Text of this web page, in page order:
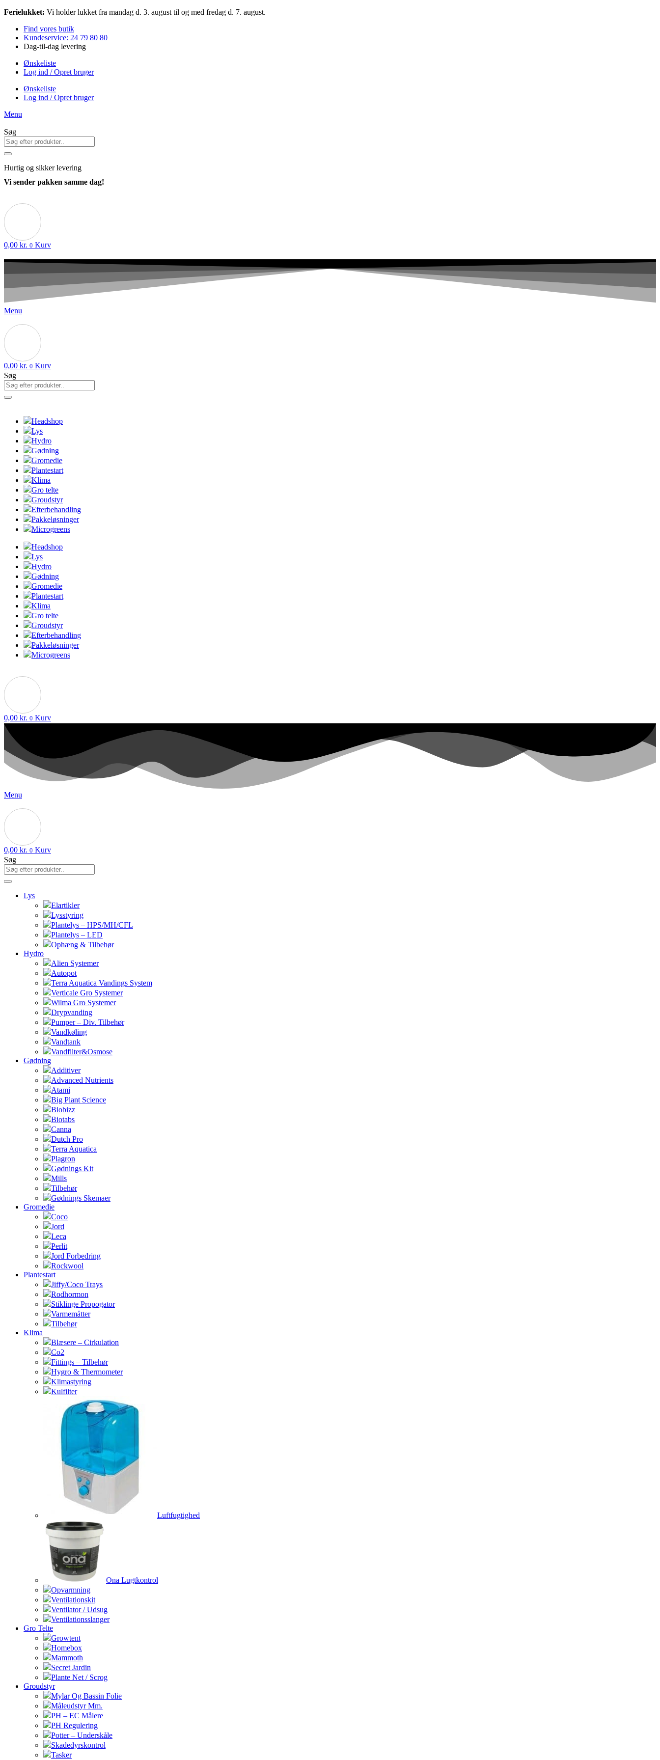
Videre
indhold
Ferielukket: Vi holder lukket fra mandag d. 3. august til og med fredag d. 7. august.
Find vores butik
Kundeservice: 24 79 80 80
Dag-til-dag levering
Ønskeliste
Log ind / Opret bruger
Ønskeliste
Log ind / Opret bruger
Menu
Søg
Hurtig og sikker levering
Vi sender pakken samme dag!
0,00 kr. 0 Kurv
Menu
0,00 kr. 0 Kurv
Søg
Headshop
Lys
Hydro
Gødning
Gromedie
Plantestart
Klima
Gro telte
Groudstyr
Efterbehandling
Pakkeløsninger
Microgreens
Headshop
Lys
Hydro
Gødning
Gromedie
Plantestart
Klima
Gro telte
Groudstyr
Efterbehandling
Pakkeløsninger
Microgreens
0,00 kr. 0 Kurv
Menu
0,00 kr. 0 Kurv
Søg
Lys
Elartikler
Lysstyring
Plantelys – HPS/MH/CFL
Plantelys – LED
Ophæng & Tilbehør
Hydro
Alien Systemer
Autopot
Terra Aquatica Vandings System
Verticale Gro Systemer
Wilma Gro Systemer
Drypvanding
Pumper – Div. Tilbehør
Vandkøling
Vandtank
Vandfilter&Osmose
Gødning
Additiver
Advanced Nutrients
Atami
Big Plant Science
Biobizz
Biotabs
Canna
Dutch Pro
Terra Aquatica
Plagron
Gødnings Kit
Mills
Tilbehør
Gødnings Skemaer
Gromedie
Coco
Jord
Leca
Perlit
Jord Forbedring
Rockwool
Plantestart
Jiffy/Coco Trays
Rodhormon
Stiklinge Propogator
Varmemåtter
Tilbehør
Klima
Blæsere – Cirkulation
Co2
Fittings – Tilbehør
Hygro & Thermometer
Klimastyring
Kulfilter
Luftfugtighed
Ona Lugtkontrol
Opvarmning
Ventilationskit
Ventilator / Udsug
Ventilationsslanger
Gro Telte
Growtent
Homebox
Mammoth
Secret Jardin
Plante Net / Scrog
Groudstyr
Mylar Og Bassin Folie
Måleudstyr Mm.
PH – EC Målere
PH Regulering
Potter – Underskåle
Skadedyrskontrol
Tasker